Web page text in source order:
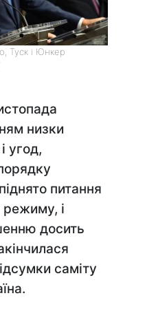
Туск і Юнкер
низки
угод,
питання
режиму, і
досить
саміту